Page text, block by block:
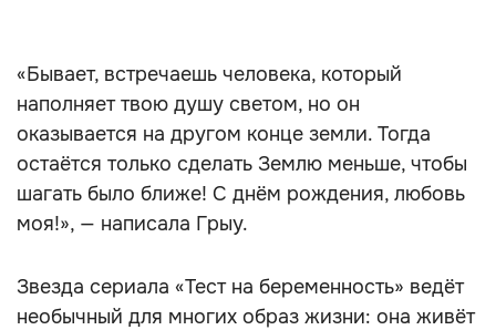
«Бывает, встречаешь человека, который
наполняет твою душу светом, но он
оказывается на другом конце земли. Тогда
остаётся только сделать Землю меньше, чтобы
шагать было ближе! С днём рождения, любовь
моя!», — написала Грыу.
Звезда сериала «Тест на беременность» ведёт
необычный для многих образ жизни: она живёт